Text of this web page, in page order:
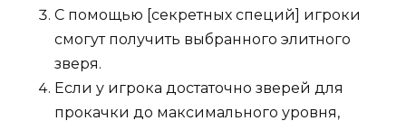
С помощью [секретных специй] игроки
смогут получить выбранного элитного
зверя.
Если у игрока достаточно зверей для
прокачки до максимального уровня,